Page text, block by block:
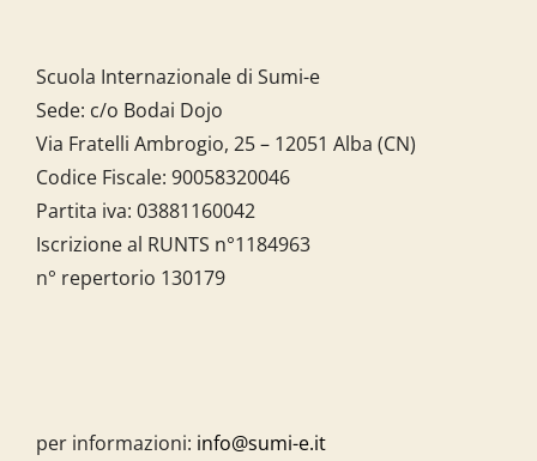
Scuola Internazionale di Sumi-e
Sede: c/o Bodai Dojo
Via Fratelli Ambrogio, 25 – 12051 Alba (CN)
Codice Fiscale: 90058320046
Partita iva: 03881160042
Iscrizione al RUNTS n°1184963
n° repertorio 130179
per informazioni: info@sumi-e.it